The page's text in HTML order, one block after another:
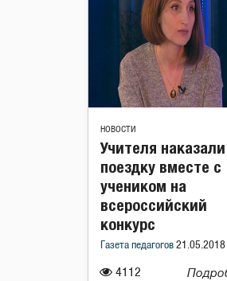
НОВОСТИ
4112
Учителя
поездку вместе с
учеником на
всероссийский
конкурс
Газета педагогов 21.05.2018